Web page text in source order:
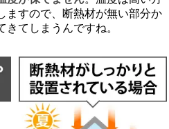
ますので、断熱材が無い部分か
てしまうんですね。